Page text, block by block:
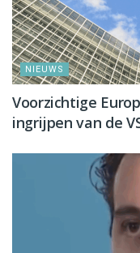
NIEUWS
Voorzichtige
ingrijpen van de